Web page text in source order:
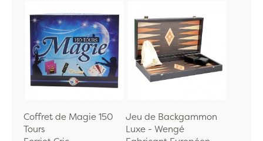
Coffret de Magie 150
Tours
Jeu de Backgammon
Luxe - Wengé